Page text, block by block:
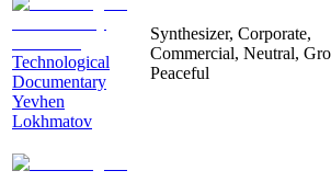
Technological
Documentary
Yevhen
Lokhmatov
Synthesizer, Corporate,
Commercial, Neutral,
Peaceful